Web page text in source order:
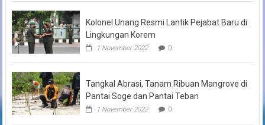
Kolonel Unang Resmi Lantik Pejabat Baru di
Lingkungan Korem
1 November 2022 0
Tangkal Abrasi, Tanam Ribuan Mangrove di
Pantai Soge dan Pantai Teban
1 November 2022 0